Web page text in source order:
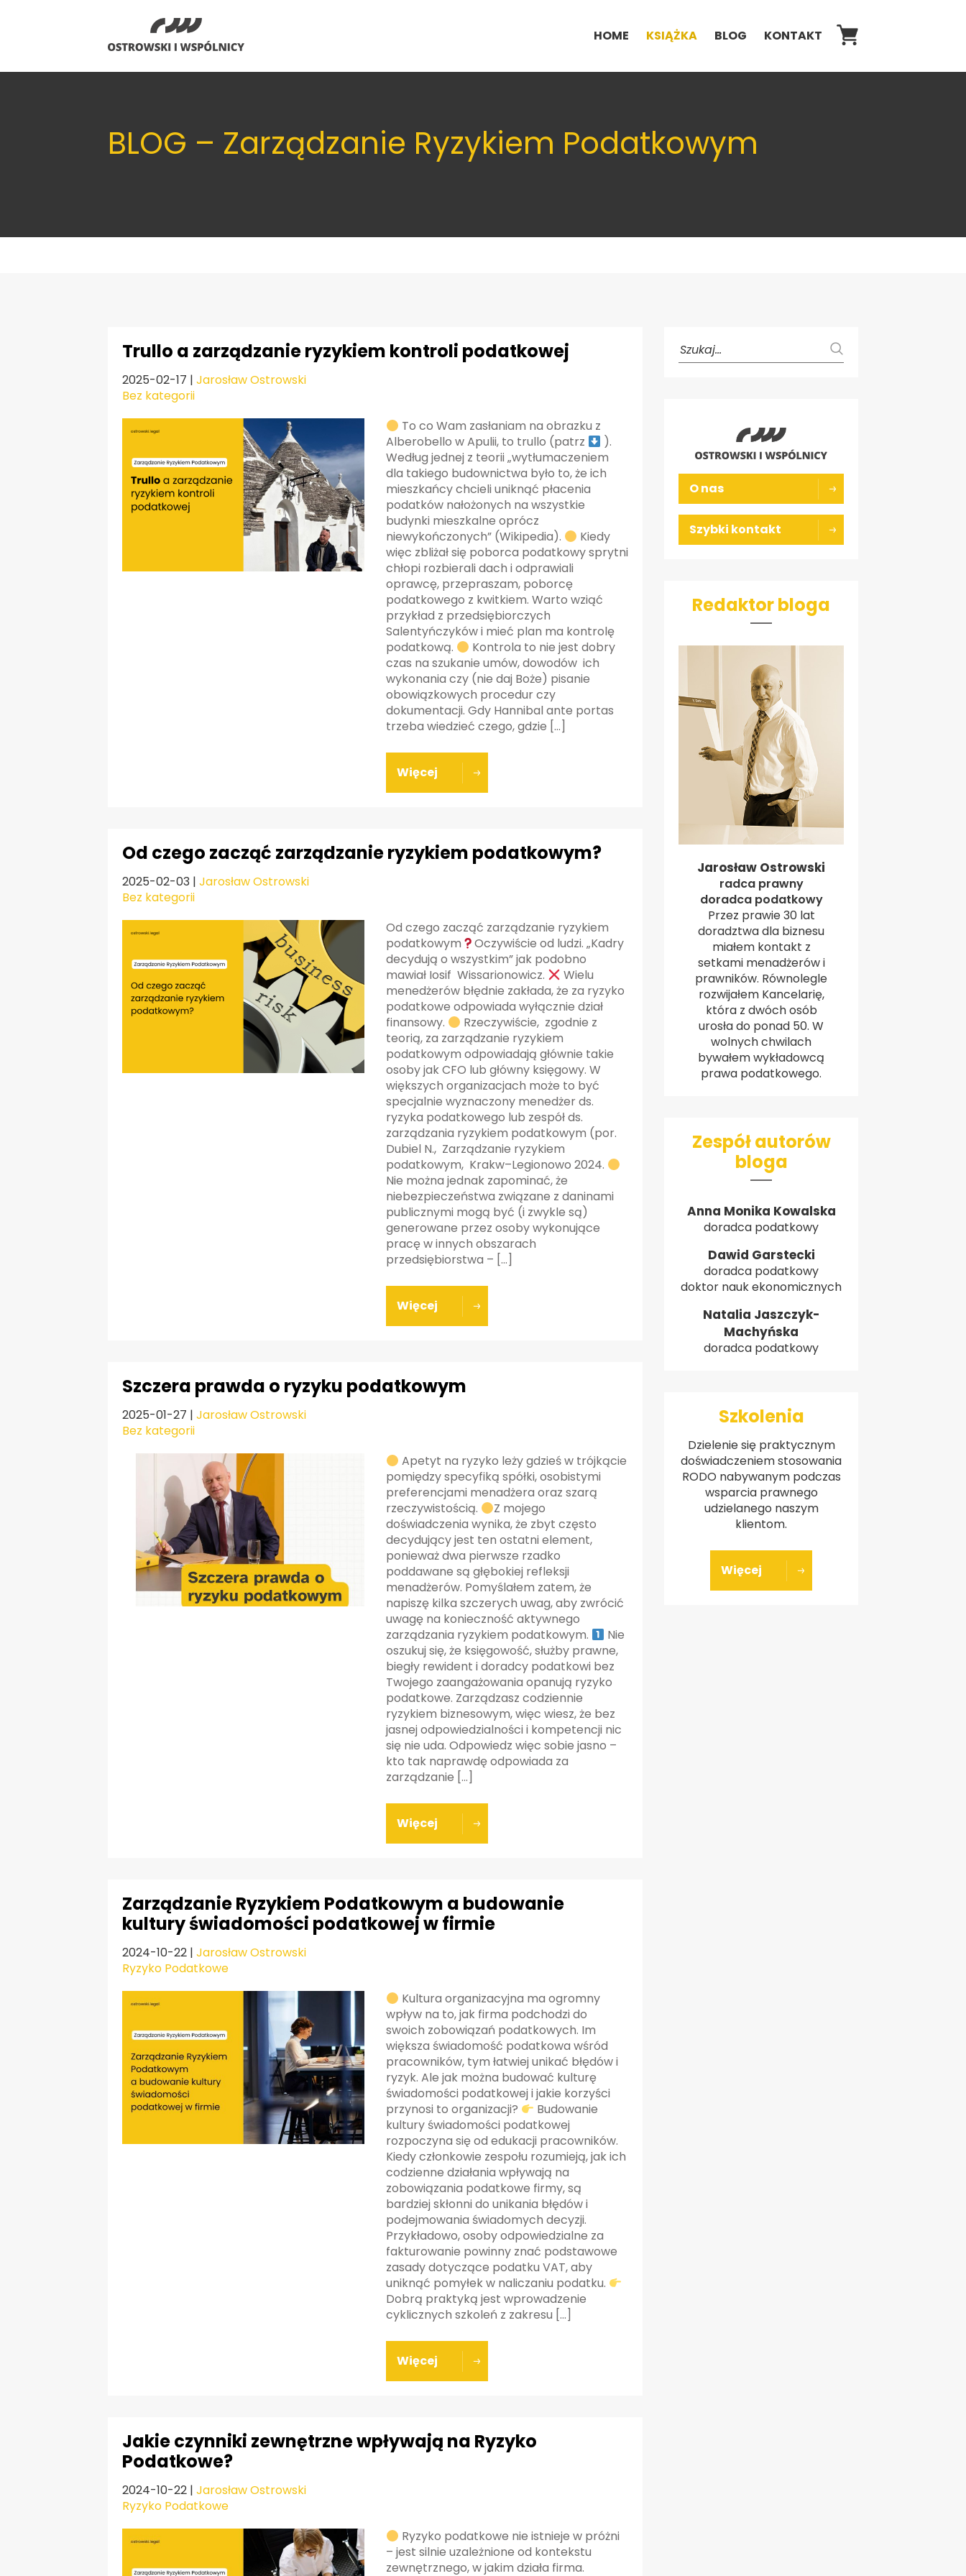
HOME KSIĄŻKA BLOG KONTAKT
BLOG – Zarządzanie Ryzykiem Podatkowym
Trullo a zarządzanie ryzykiem kontroli podatkowej
2025-02-17 | Jarosław Ostrowski
Bez kategorii
To co Wam zasłaniam na obrazku z
Alberobello w Apulii, to trullo (patrz
).
Według jednej z teorii „wytłumaczeniem
dla takiego budownictwa było to, że ich
mieszkańcy chcieli uniknąć płacenia
podatków nałożonych na wszystkie
budynki mieszkalne oprócz
niewykończonych” (Wikipedia).
Kiedy
więc zbliżał się poborca podatkowy sprytni
chłopi rozbierali dach i odprawiali
oprawcę, przepraszam, poborcę
podatkowego z kwitkiem. Warto wziąć
przykład z przedsiębiorczych
Salentyńczyków i mieć plan ma kontrolę
podatkową.
Kontrola to nie jest dobry
czas na szukanie umów, dowodów ich
wykonania czy (nie daj Boże) pisanie
obowiązkowych procedur czy
dokumentacji. Gdy Hannibal ante portas
trzeba wiedzieć czego, gdzie […]
Więcej
Od czego zacząć zarządzanie ryzykiem podatkowym?
2025-02-03 | Jarosław Ostrowski
Bez kategorii
Od czego zacząć zarządzanie ryzykiem
podatkowym
Oczywiście od ludzi. „Kadry
decydują o wszystkim” jak podobno
mawiał Iosif Wissarionowicz.
Wielu
menedżerów błędnie zakłada, że za ryzyko
podatkowe odpowiada wyłącznie dział
finansowy.
Rzeczywiście, zgodnie z
teorią, za zarządzanie ryzykiem
podatkowym odpowiadają głównie takie
osoby jak CFO lub główny księgowy. W
większych organizacjach może to być
specjalnie wyznaczony menedżer ds.
ryzyka podatkowego lub zespół ds.
zarządzania ryzykiem podatkowym (por.
Dubiel N., Zarządzanie ryzykiem
podatkowym, Krakw–Legionowo 2024.
Nie można jednak zapominać, że
niebezpieczeństwa związane z daninami
publicznymi mogą być (i zwykle są)
generowane przez osoby wykonujące
pracę w innych obszarach
przedsiębiorstwa – […]
Więcej
Szczera prawda o ryzyku podatkowym
2025-01-27 | Jarosław Ostrowski
Bez kategorii
Apetyt na ryzyko leży gdzieś w trójkącie
pomiędzy specyfiką spółki, osobistymi
preferencjami menadżera oraz szarą
rzeczywistością.
Z mojego
doświadczenia wynika, że zbyt często
decydujący jest ten ostatni element,
ponieważ dwa pierwsze rzadko
poddawane są głębokiej refleksji
menadżerów. Pomyślałem zatem, że
napiszę kilka szczerych uwag, aby zwrócić
uwagę na konieczność aktywnego
zarządzania ryzykiem podatkowym.
Nie
oszukuj się, że księgowość, służby prawne,
biegły rewident i doradcy podatkowi bez
Twojego zaangażowania opanują ryzyko
podatkowe. Zarządzasz codziennie
ryzykiem biznesowym, więc wiesz, że bez
jasnej odpowiedzialności i kompetencji nic
się nie uda. Odpowiedz więc sobie jasno –
kto tak naprawdę odpowiada za
zarządzanie […]
Więcej
Zarządzanie Ryzykiem Podatkowym a budowanie
kultury świadomości podatkowej w firmie
2024-10-22 | Jarosław Ostrowski
Ryzyko Podatkowe
Kultura organizacyjna ma ogromny
wpływ na to, jak firma podchodzi do
swoich zobowiązań podatkowych. Im
większa świadomość podatkowa wśród
pracowników, tym łatwiej unikać błędów i
ryzyk. Ale jak można budować kulturę
świadomości podatkowej i jakie korzyści
przynosi to organizacji?
Budowanie
kultury świadomości podatkowej
rozpoczyna się od edukacji pracowników.
Kiedy członkowie zespołu rozumieją, jak ich
codzienne działania wpływają na
zobowiązania podatkowe firmy, są
bardziej skłonni do unikania błędów i
podejmowania świadomych decyzji.
Przykładowo, osoby odpowiedzialne za
fakturowanie powinny znać podstawowe
zasady dotyczące podatku VAT, aby
uniknąć pomyłek w naliczaniu podatku.
Dobrą praktyką jest wprowadzenie
cyklicznych szkoleń z zakresu […]
Więcej
Jakie czynniki zewnętrzne wpływają na Ryzyko
Podatkowe?
2024-10-22 | Jarosław Ostrowski
Ryzyko Podatkowe
Ryzyko podatkowe nie istnieje w próżni
– jest silnie uzależnione od kontekstu
zewnętrznego, w jakim działa firma.
O nas
Szybki kontakt
Redaktor bloga
Jarosław Ostrowski
radca prawny
doradca podatkowy
Przez prawie 30 lat
doradztwa dla biznesu
miałem kontakt z
setkami menadżerów i
prawników. Równolegle
rozwijałem Kancelarię,
która z dwóch osób
urosła do ponad 50. W
wolnych chwilach
bywałem wykładowcą
prawa podatkowego.
Zespół autorów
bloga
Anna Monika Kowalska
doradca podatkowy
Dawid Garstecki
doradca podatkowy
doktor nauk ekonomicznych
Natalia Jaszczyk-
Machyńska
doradca podatkowy
Szkolenia
Dzielenie się praktycznym
doświadczeniem stosowania
RODO nabywanym podczas
wsparcia prawnego
udzielanego naszym
klientom.
Więcej